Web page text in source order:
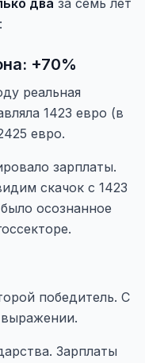
два за семь лет
+70%
реальная
1423 евро (в
евро.
зарплаты.
скачок с 1423
осознанное
победитель. С
Зарплаты